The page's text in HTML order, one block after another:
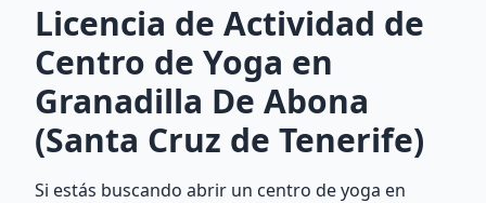
Licencia de Actividad de
Centro de Yoga en
Granadilla De Abona
(Santa Cruz de Tenerife)
Si estás buscando abrir un centro de yoga en